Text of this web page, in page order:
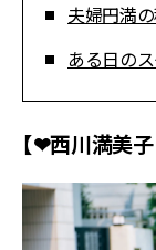
夫婦円満
ある日の
【❤︎西川満美